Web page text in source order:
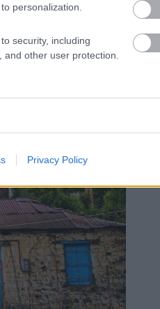
personalization.
security, including
other user protection.
Privacy Policy